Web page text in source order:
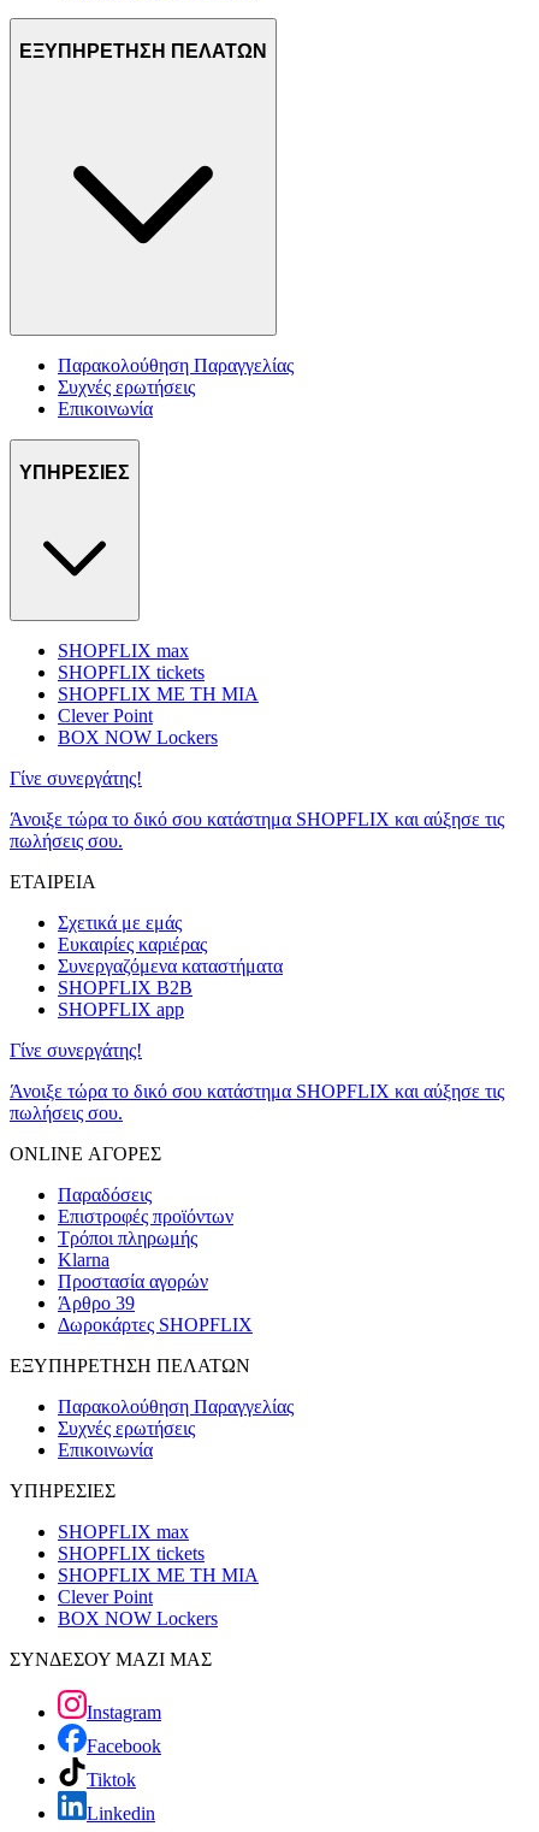
ΕΞΥΠΗΡΕΤΗΣΗ ΠΕΛΑΤΩΝ
Παρακολούθηση Παραγγελίας
Συχνές ερωτήσεις
Επικοινωνία
ΥΠΗΡΕΣΙΕΣ
SHOPFLIX max
SHOPFLIX tickets
SHOPFLIX ΜΕ ΤΗ ΜΙΑ
Clever Point
BOX NOW Lockers
Γίνε συνεργάτης!
Άνοιξε τώρα το δικό σου κατάστημα SHOPFLIX και αύξησε τις
πωλήσεις σου.
ΕΤΑΙΡΕΙΑ
Σχετικά με εμάς
Ευκαιρίες καριέρας
Συνεργαζόμενα καταστήματα
SHOPFLIX B2B
SHOPFLIX app
Γίνε συνεργάτης!
Άνοιξε τώρα το δικό σου κατάστημα SHOPFLIX και αύξησε τις
πωλήσεις σου.
ONLINE ΑΓΟΡΕΣ
Παραδόσεις
Επιστροφές προϊόντων
Τρόποι πληρωμής
Klarna
Προστασία αγορών
Άρθρο 39
Δωροκάρτες SHOPFLIX
ΕΞΥΠΗΡΕΤΗΣΗ ΠΕΛΑΤΩΝ
Παρακολούθηση Παραγγελίας
Συχνές ερωτήσεις
Επικοινωνία
ΥΠΗΡΕΣΙΕΣ
SHOPFLIX max
SHOPFLIX tickets
SHOPFLIX ΜΕ ΤΗ ΜΙΑ
Clever Point
BOX NOW Lockers
ΣΥΝΔΕΣΟΥ ΜΑΖΙ ΜΑΣ
Instagram
Facebook
Tiktok
Linkedin